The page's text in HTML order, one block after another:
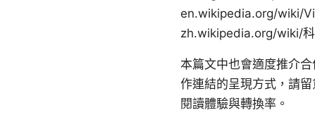
en.wikipedia.org/wiki/
zh.wikipedia.org/wiki/科
本篇文中也會適度推介
作連結的呈現方式，請
閱讀體驗與轉換率。